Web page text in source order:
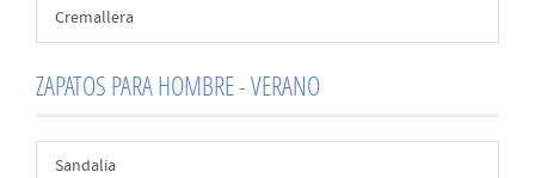
Cremallera
ZAPATOS PARA HOMBRE - VERANO
Sandalia